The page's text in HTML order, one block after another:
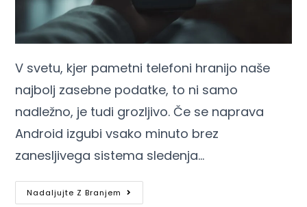
V svetu, kjer pametni telefoni hranijo naše
najbolj zasebne podatke, to ni samo
nadležno, je tudi grozljivo. Če se naprava
Android izgubi vsako minuto brez
zanesljivega sistema sledenja…
Nadaljujte Z Branjem